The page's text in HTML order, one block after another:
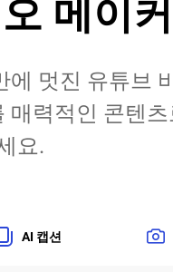
메이
멋진 유튜브
력적인 콘텐
요.
AI 캡션